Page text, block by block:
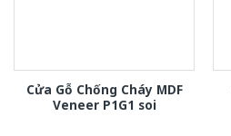
Cửa Gỗ Chống Cháy MDF
Veneer P1G1 soi